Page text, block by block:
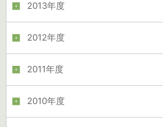
2013年度
2012年度
2011年度
2010年度